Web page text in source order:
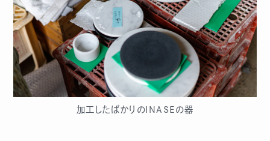
加工したばかりのINASEの器